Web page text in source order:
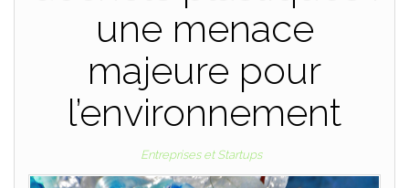
une menace
majeure pour
l’environnement
Entreprises et Startups